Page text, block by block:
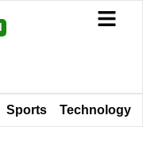
Sports Technology